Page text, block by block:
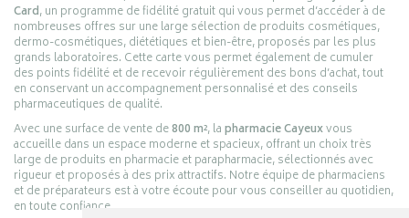
Card, un programme de fidélité gratuit qui vous permet d’accéder à de
nombreuses offres sur une large sélection de produits cosmétiques,
dermo-cosmétiques, diététiques et bien-être, proposés par les plus
grands laboratoires. Cette carte vous permet également de cumuler
des points fidélité et de recevoir régulièrement des bons d’achat, tout
en conservant un accompagnement personnalisé et des conseils
pharmaceutiques de qualité.
Avec une surface de vente de800 m², lapharmacie Cayeuxvous
accueille dans un espace moderne et spacieux, offrant un choix très
large de produits en pharmacie et parapharmacie, sélectionnés avec
rigueur et proposés à des prix attractifs. Notre équipe de pharmaciens
et de préparateurs est à votre écoute pour vous conseiller au quotidien,
en toute confiance.